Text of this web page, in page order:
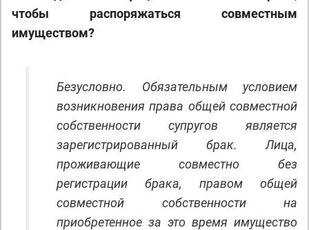
чтобы распоряжаться совместным
имуществом?
Безусловно. Обязательным условием
возникновения права общей совместной
собственности супругов является
зарегистрированный брак. Лица,
проживающие совместно без
регистрации брака, правом общей
совместной собственности на
приобретенное за это время имущество